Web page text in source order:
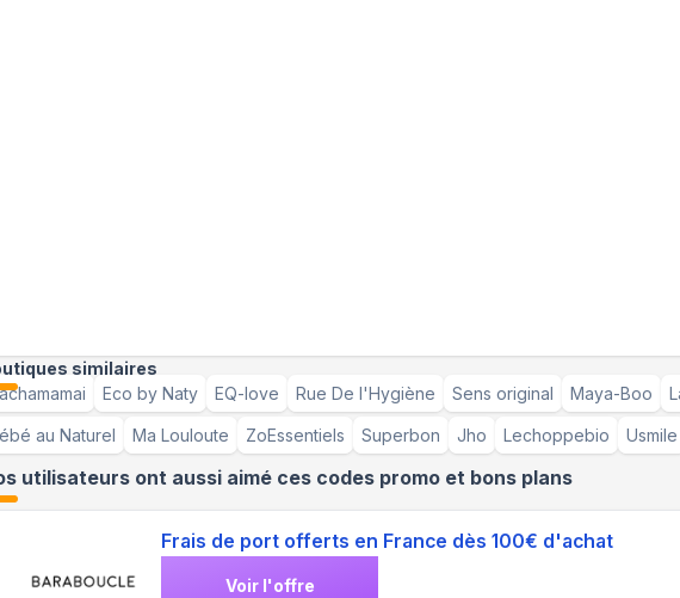
similaires
Eco by Naty EQ-love Rue De l'Hygiène Sens original Maya-Boo
au Naturel Ma Louloute ZoEssentiels Superbon Jho Lechoppebio Usmile
utilisateurs ont aussi aimé ces codes promo et bons plans
Frais de port offerts en France dès 100€ d'achat
Voir l'offre